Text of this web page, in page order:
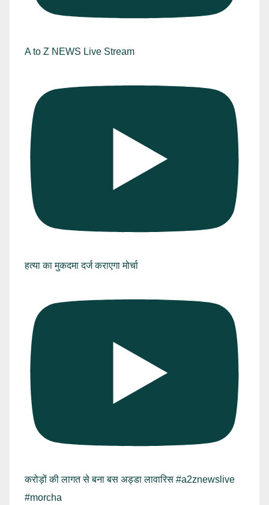
A to Z NEWS Live Stream
हत्या का मुकदमा दर्ज कराएगा मोर्चा
करोड़ों की लागत से बना बस अड्डा लावारिस #a2znewslive
#morcha